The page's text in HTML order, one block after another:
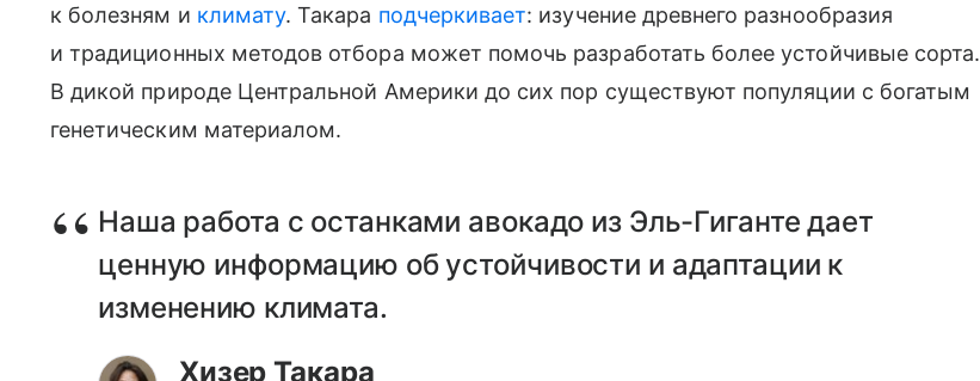
к болезням и климату. Такара подчеркивает: изучение древнего разнообразия
и традиционных методов отбора может помочь разработать более устойчивые сорта.
В дикой природе Центральной Америки до сих пор существуют популяции с богатым
генетическим материалом.
Наша работа с останками авокадо из Эль-Гиганте дает
ценную информацию об устойчивости и адаптации к
изменению климата.
Хизер Такара